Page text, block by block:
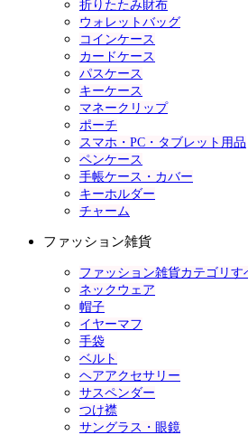
折りたたみ財布
ウォレットバッグ
コインケース
カードケース
パスケース
キーケース
マネークリップ
ポーチ
スマホ・PC・タブレット用品
ペンケース
手帳ケース・カバー
キーホルダー
チャーム
ファッション雑貨
ファッション雑貨カテゴリす
ネックウェア
帽子
イヤーマフ
手袋
ベルト
ヘアアクセサリー
サスペンダー
つけ襟
サングラス・眼鏡